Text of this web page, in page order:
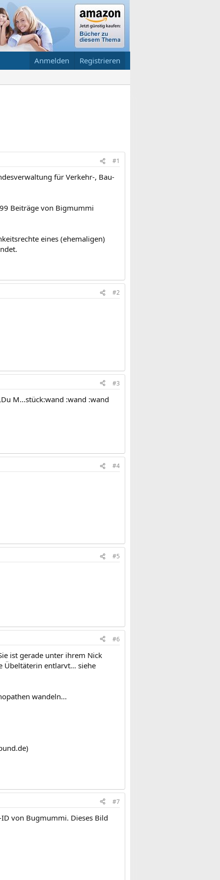
Anmelden Registrieren
#1
für Verkehr-, Bau-
Beiträge von Bigmummi
eines (ehemaligen)
#2
#3
M...stück:wand :wand :wand
#4
#5
#6
ist gerade unter ihrem Nick
Übeltäterin entlarvt... siehe
wandeln...
#7
von Bugmummi. Dieses Bild